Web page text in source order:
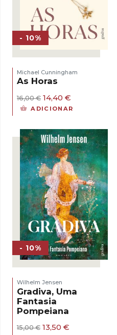
- 10%
Michael Cunningham
As Horas
16,00€ O
preço
16,00 €.
14,40 €
preço
14,40 €.
ADICIONAR
- 10%
Wilhelm Jensen
Gradiva, Uma
Fantasia
Pompeiana
15,00€ O
13,50 €